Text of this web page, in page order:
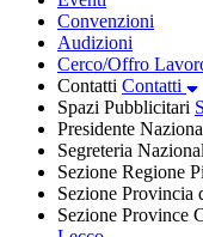
Convenzioni
Audizioni
Cerco/Offro
Contatti Contatti
Spazi Pubblicitari
Presidente
Segreteria
Sezione Regione
Sezione Provincia
Sezione Province